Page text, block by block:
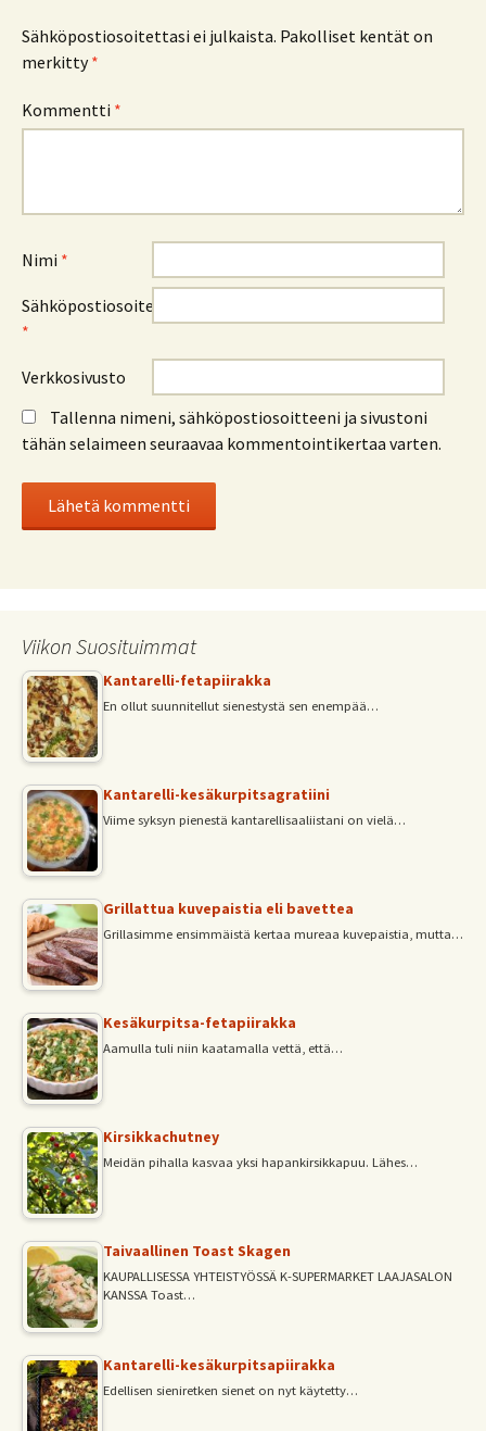
Sähköpostiosoitettasi ei julkaista. Pakolliset kentät on
merkitty*
Kommentti *
Nimi *
Sähköpostiosoite
*
Verkkosivusto
Tallenna nimeni, sähköpostiosoitteeni ja sivustoni
tähän selaimeen seuraavaa kommentointikertaa varten.
Viikon Suosituimmat
Kantarelli-fetapiirakka
En ollut suunnitellut sienestystä sen enempää…
Kantarelli-kesäkurpitsagratiini
Viime syksyn pienestä kantarellisaaliistani on vielä…
Grillattua kuvepaistia eli bavettea
Grillasimme ensimmäistä kertaa mureaa kuvepaistia, mutta…
Kesäkurpitsa-fetapiirakka
Aamulla tuli niin kaatamalla vettä, että…
Kirsikkachutney
Meidän pihalla kasvaa yksi hapankirsikkapuu. Lähes…
Taivaallinen Toast Skagen
KAUPALLISESSA YHTEISTYÖSSÄ K-SUPERMARKET LAAJASALON
KANSSA Toast…
Kantarelli-kesäkurpitsapiirakka
Edellisen sieniretken sienet on nyt käytetty…